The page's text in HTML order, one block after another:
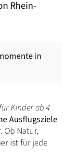
Rhein-
in
Kinder ab 4
Ausflugsziele
Ob Natur,
ist für jede